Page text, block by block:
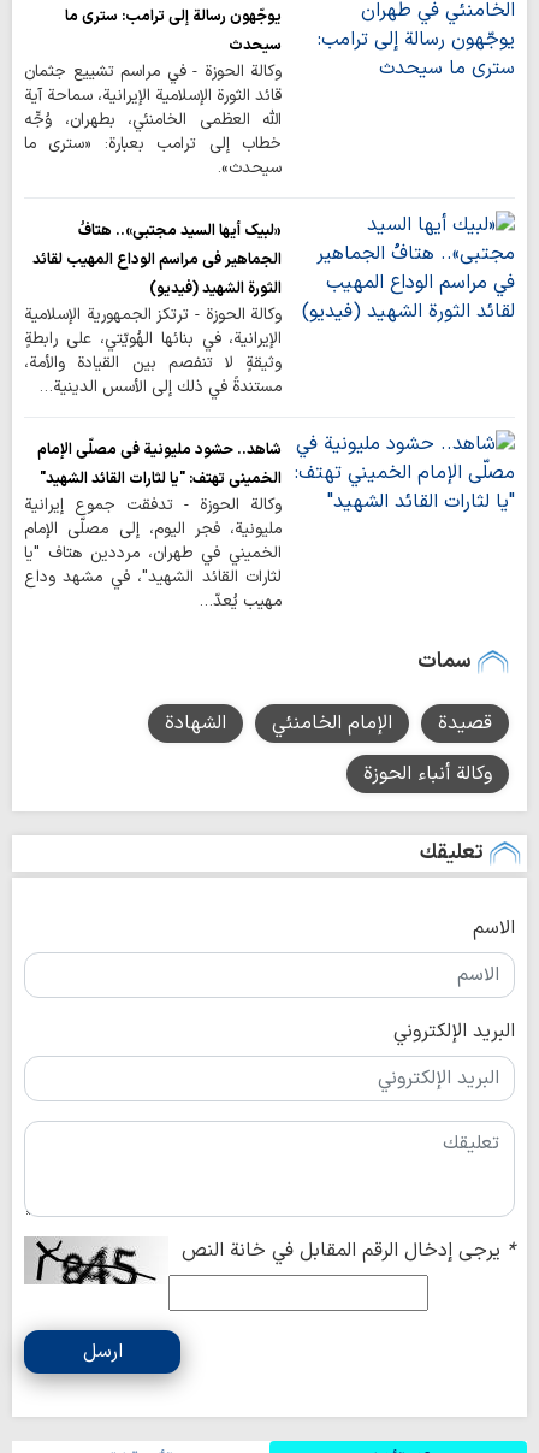
يوجّهون رسالة إلى ترامب: ستری ما
سيحدث
وكالة الحوزة - في مراسم تشييع جثمان
قائد الثورة الإسلامية الإيرانية، سماحة آية
الله العظمى الخامنئي، بطهران، وُجِّه
خطاب إلى ترامب بعبارة: «ستری ما
سيحدث».
«لبيك أيها السيد مجتبى».. هتافُ
الجماهير في مراسم الوداع المهيب لقائد
الثورة الشهيد (فيديو)
وكالة الحوزة - ترتكز الجمهورية الإسلامية
الإيرانية، في بنائها الهُويّتي، على رابطةٍ
وثيقةٍ لا تنفصم بين القيادة والأمة،
مستندةً في ذلك إلى الأسس الدينية…
شاهد.. حشود مليونية في مصلّى الإمام
الخميني تهتف: "يا لثارات القائد الشهيد"
وكالة الحوزة - تدفقت جموع إيرانية
مليونية، فجر اليوم، إلى مصلّى الإمام
الخميني في طهران، مرددين هتاف "يا
لثارات القائد الشهيد"، في مشهد وداع
مهيب يُعدّ…
سمات
قصيدة الإمام الخامنئي
الشهادة
وكالة أنباء الحوزة
تعليقك
الاسم
البريد الإلكتروني
* يرجى إدخال الرقم المقابل في خانة النص
ارسل